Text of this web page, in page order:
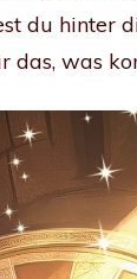
du hinter
das, was